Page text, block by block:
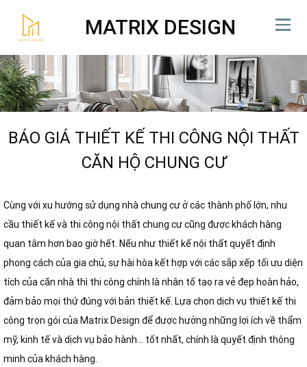
MATRIX DESIGN
BÁO GIÁ THIẾT KẾ THI CÔNG NỘI THẤT
CĂN HỘ CHUNG CƯ
Cùng với xu hướng sử dụng nhà chung cư ở các thành phố lớn, nhu
cầu thiết kế và thi công nội thất chung cư cũng được khách hàng
quan tâm hơn bao giờ hết. Nếu như thiết kế nội thất quyết định
phong cách của gia chủ, sự hài hòa kết hợp với các sắp xếp tối ưu diện
tích của căn nhà thì thi công chính là nhân tố tạo ra vẻ đẹp hoàn hảo,
đảm bảo mọi thứ đúng với bản thiết kế. Lựa chọn dịch vụ thiết kế thi
công trọn gói của Matrix Design để được hưởng những lợi ích về thẩm
mỹ, kinh tế và dịch vụ bảo hành... tốt nhất, chính là quyết định thông
minh của khách hàng.